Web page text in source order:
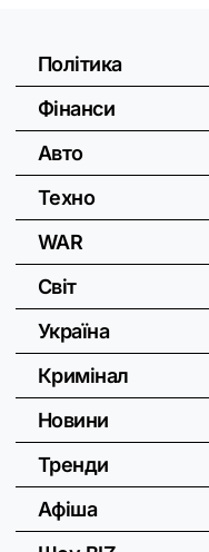
Політика
Фінанси
Авто
Техно
WAR
Світ
Україна
Кримінал
Новини
Тренди
Афіша